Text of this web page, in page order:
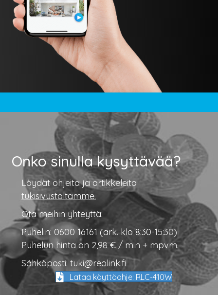
Onko sinulla kysyttävää?
Löydät ohjeita ja artikkeleita
tukisivustoltamme.
Ota meihin yhteyttä:
Puhelin: 0600 16161 (ark. klo 8:30-15:30)
Puhelun hinta on 2,98 € / min + mpvm.
Sähköposti: tuki@reolink.fi
Lataa käyttöohje: RLC-410W